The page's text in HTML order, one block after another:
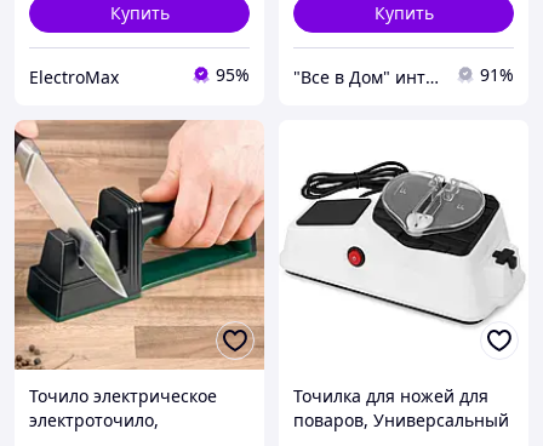
Купить
ElectroMax 95%
Купить
"Все в Дом" интернет-магазин 91%
Точило электрическое
электроточило,
Точилка для ножей для
поваров, Универсальный